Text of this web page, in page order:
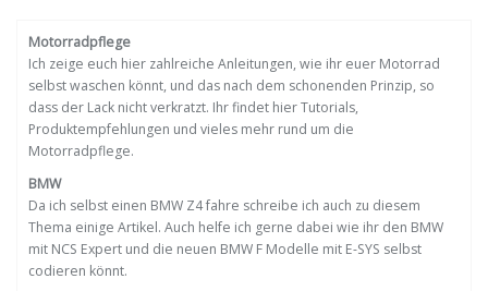
Motorradpflege
Ich zeige euch hier zahlreiche Anleitungen, wie ihr euer Motorrad
selbst waschen könnt, und das nach dem schonenden Prinzip, so
dass der Lack nicht verkratzt. Ihr findet hier Tutorials,
Produktempfehlungen und vieles mehr rund um die
Motorradpflege.
BMW
Da ich selbst einen BMW Z4 fahre schreibe ich auch zu diesem
Thema einige Artikel. Auch helfe ich gerne dabei wie ihr den BMW
mit NCS Expert und die neuen BMW F Modelle mit E-SYS selbst
codieren könnt.